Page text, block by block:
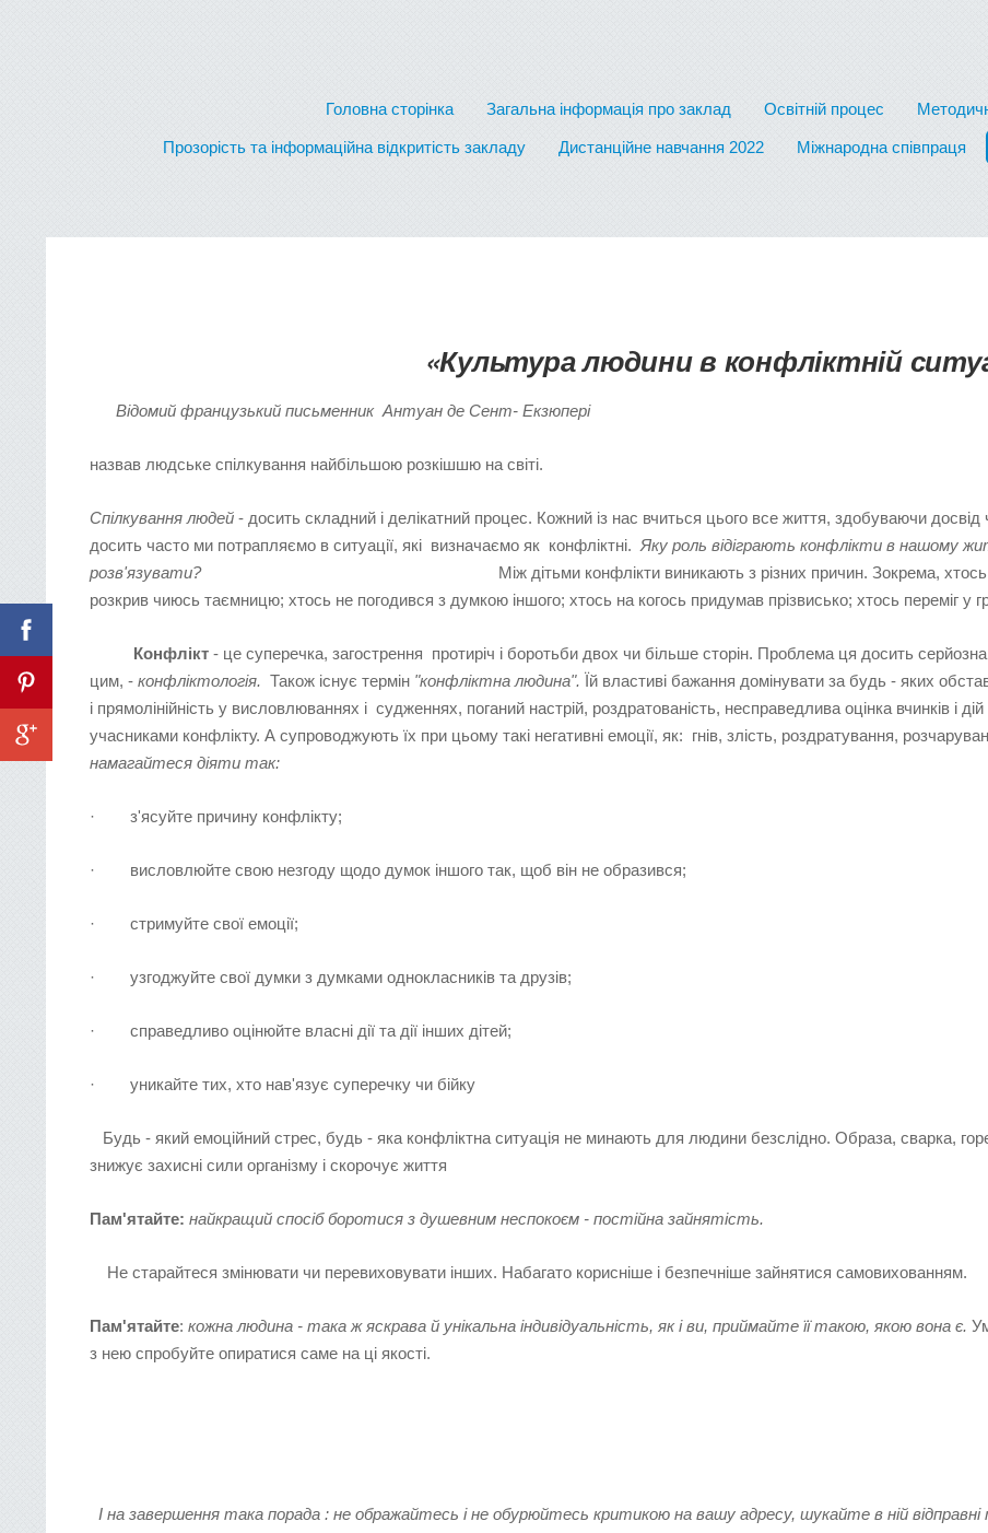
Головна сторінка Загальна інформація про заклад Освітній процес
Прозорість та інформаційна відкритість закладу Дистанційне навчання 2022 Міжнародна співпраця
«Культура людини в конфліктній
Відомий французький письменник Антуан де Сент- Екзюпері
назвав людське спілкування найбільшою розкішшю на світі.
Спілкування людей - досить складний і делікатний процес. Кожний із нас вчиться цього все життя, здобуваючи
досить часто ми потрапляємо в ситуації, які визначаємо як конфліктні. Яку роль відіграють конфлікти в нашому
розв'язувати?
Між дітьми конфлікти виникають з різних причин. Зокрема,
розкрив чиюсь таємницю; хтось не погодився з думкою іншого; хтось на когось придумав прізвисько; хтось переміг у
Конфлікт - це суперечка, загострення протиріч і боротьби двох чи більше сторін. Проблема ця досить
цим, - конфліктологія. Також існує термін "конфліктна людина". Їй властиві бажання домінувати за будь - яких
і прямолінійність у висловлюваннях і судженнях, поганий настрій, роздратованість, несправедлива оцінка вчинків і
учасниками конфлікту. А супроводжують їх при цьому такі негативні емоції, як: гнів, злість, роздратування,
намагайтеся діяти так:
· з'ясуйте причину конфлікту;
· висловлюйте свою незгоду щодо думок іншого так, щоб він не образився;
· стримуйте свої емоції;
· узгоджуйте свої думки з думками однокласників та друзів;
· справедливо оцінюйте власні дії та дії інших дітей;
· уникайте тих, хто нав'язує суперечку чи бійку
Будь - який емоційний стрес, будь - яка конфліктна ситуація не минають для людини безслідно. Образа, сварка,
знижує захисні сили організму і скорочує життя
Пам'ятайте: найкращий спосіб боротися з душевним неспокоєм - постійна зайнятість.
Не старайтеся змінювати чи перевиховувати інших. Набагато корисніше і безпечніше зайнятися самовихованням.
Пам'ятайте: кожна людина - така ж яскрава й унікальна індивідуальність, як і ви, приймайте її такою, якою вона є.
з нею спробуйте опиратися саме на ці якості.
І на завершення така порада : не ображайтесь і не обурюйтесь критикою на вашу адресу, шукайте в ній